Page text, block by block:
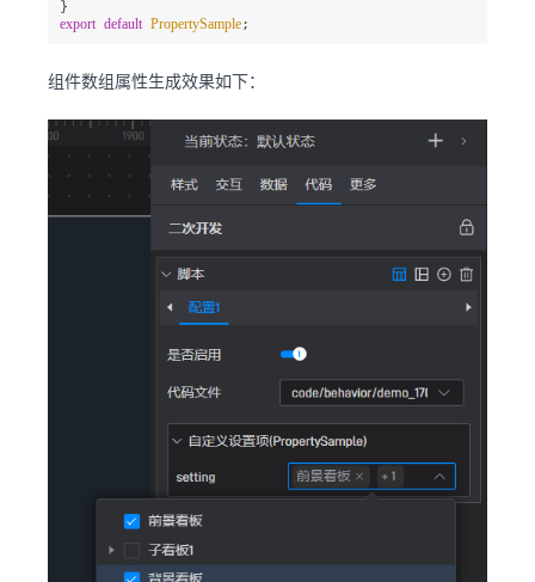
export default PropertySample;
组件数组属性生成效果如下：